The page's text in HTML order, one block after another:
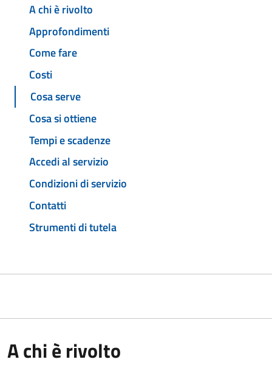
A chi è rivolto
Approfondimenti
Come fare
Costi
Cosa serve
Cosa si ottiene
Tempi e scadenze
Accedi al servizio
Condizioni di servizio
Contatti
Strumenti di tutela
A chi è rivolto